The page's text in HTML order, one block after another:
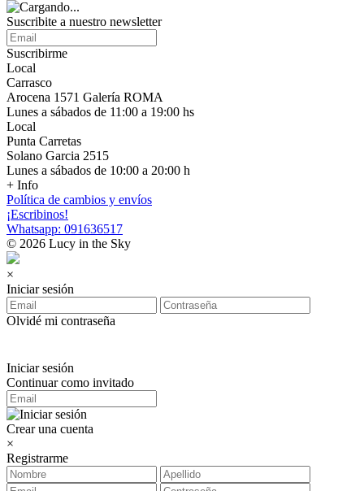
Suscribite a nuestro newsletter
Suscribirme
Local
Carrasco
Arocena 1571 Galería ROMA
Lunes a sábados de 11:00 a 19:00 hs
Local
Punta Carretas
Solano Garcia 2515
Lunes a sábados de 10:00 a 20:00 h
+ Info
Política de cambios y envíos
¡Escribinos!
Whatsapp: 091636517
© 2026 Lucy in the Sky
×
Iniciar sesión
Olvidé mi contraseña
Iniciar sesión
Continuar como invitado
Crear una cuenta
×
Registrarme